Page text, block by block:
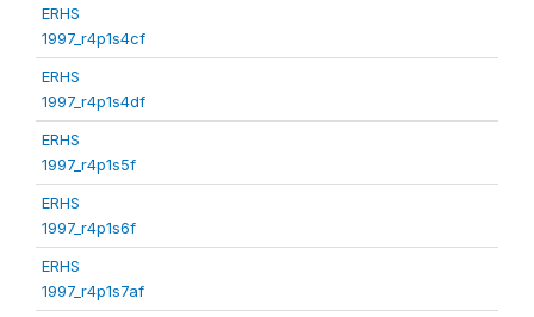
ERHS
1997_r4p1s4cf
ERHS
1997_r4p1s4df
ERHS
1997_r4p1s5f
ERHS
1997_r4p1s6f
ERHS
1997_r4p1s7af